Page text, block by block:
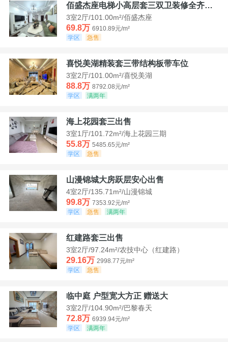
佰盛杰座电梯小高层套三双卫装修全齐诚意出售
3室2厅/101.00m²/佰盛杰座
69.8万 6910.89元/m²
学区
急售
喜悦美湖精装套三带结构板带车位
3室2厅/101.00m²/喜悦美湖
88.8万 8792.08元/m²
学区
满两年
海上花园套三出售
3室1厅/101.72m²/海上花园三期
55.8万 5485.65元/m²
学区
急售
山漫锦城大房跃层安心出售
4室2厅/135.71m²/山漫锦城
99.8万 7353.92元/m²
学区
急售 满两年
红建路套三出售
3室2厅/97.24m²/农技中心（红建路）
29.16万 2998.77元/m²
学区
急售
临中庭 户型宽大方正 赠送大
3室2厅/104.90m²/巴黎春天
72.8万 6939.94元/m²
学区
满两年